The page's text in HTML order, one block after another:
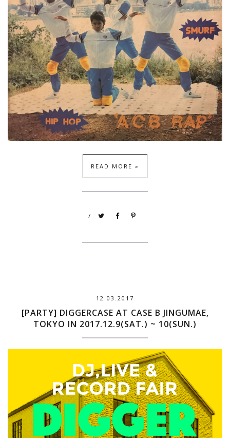
READ MORE »
/
12.03.2017
[PARTY] DIGGERCASE AT CASE B JINGUMAE,
TOKYO IN 2017.12.9(SAT.) ~ 10(SUN.)